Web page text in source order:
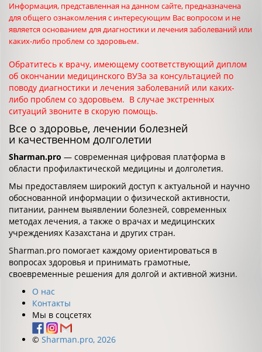
Информация, представленная на данном сайте, предназначена
для общего ознакомления с интересующим Вас вопросом и не
является основанием для диагностики и лечения заболеваний или
каких-либо проблем со здоровьем.
Обратитесь к врачу, имеющему соответствующий диплом
об окончании медицинского ВУЗа за консультацией по
поводу диагностики и лечения заболеваний или каких-
либо проблем со здоровьем. В случае экстренных
ситуаций звоните в скорую помощь.
Все о здоровье, лечении болезней
и качественном долголетии
Sharman.pro — современная цифровая платформа в
области профилактической медицины и долголетия.
Мы предоставляем широкий доступ к актуальной и научно
обоснованной информации о физической активности,
питании, раннем выявлении болезней, современных
методах лечения, а также о врачах и медицинских
учреждениях Казахстана и других стран.
Sharman.pro помогает каждому ориентироваться в
вопросах здоровья и принимать грамотные,
своевременные решения для долгой и активной жизни.
О нас
Контакты
Мы в соцсетях
© Sharman.pro, 2026